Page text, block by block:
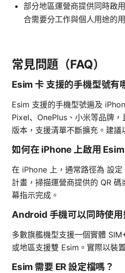
部分地區運營商提供同時啟
合需要分工作與個人用途的
常見問題（FAQ）
Esim 卡 支援的手機型號有
Esim 支援的手機型號遍及
Pixel、OnePlus、小米等品牌
版本，支援清單不斷擴充。建議
如何在 iPhone 上啟用 Esim
在 iPhone 上，通常路徑為 設
計畫，掃描運營商提供的 QR
幕指示完成。
Android 手機可以同時使用
多數旗艦機型支援一個實體
或地區支援雙 Esim。實際以裝
Esim 需要 ER 設定檔嗎？